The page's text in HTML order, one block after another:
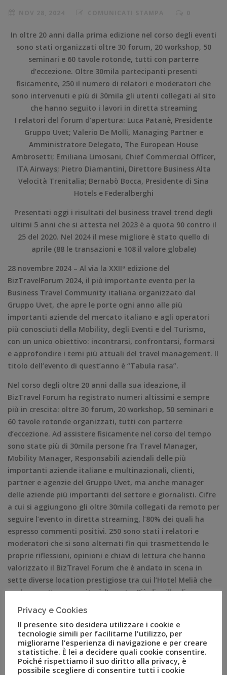
In oltre 20 anni dalla prima edizione nel corso degli eventi
sono stati organizzati oltre 30 forum, 20 workshop, 50
seminari e 60 tavole rotonde, tutti con parterre
d’eccezione. Oltre 30mila partecipanti presenti
fisicamente, 250 il numero di relatori e moderatori che
sono intervenuti e più di 30mila gli utenti collegati al sito
che hanno seguito i lavori in diretta streaming
I relatori del forum d’apertura: Luca Patanè, Presidente
Gruppo Uvet; Valerio De Molli, Managing Partner e
Amministratore Delegato, The European House
Ambrosetti; Emiliana Limosani, Chief Commercial Officer,
ITA Airways; Pietro Diamantini, Direttore Business Alta
Velocità Trenitalia; Bernabò Bocca, Presidente di Sina
Hotels e Federalberghi
Presentati oggi i risultati del business travel trend degli
ultimi 5 anni che si attesta nel 2023 è a quota 90 contro il
25 del 2020. Nel 2024 il mese migliore è stato quello di
aprile (88 le transazioni e 108 il valore globale)
28 novembre 2024 – Al via la XXIIª edizione del
BizTravelForum 2024, il più importante evento per la
Business Travel Community italiana organizzato dal
Gruppo Uvet, che apre le porte ogni anno alle più
importanti aziende del mercato italiano e agli operatori
più conosciuti della Mobility, degli Eventi e del Turismo,
con un unico obiettivo: incontrarsi, confrontarsi, formarsi
e approfondire i temi più attuali del travel management. Il
titolo dell’evento di quest’anno è “Tabula rasa”.
Nel corso degli oltre 20 anni dalla sua ideazione, il
BizTravel Forum ha registrato numeri altissimi e sempre
più in crescita: oltre 30 forum, 20 workshop, 50 seminari e
60 tavole rotonde organizzati, tutti con parterre
d’eccezione. Ad assistere fisicamente nel corso del tempo
sono state più di 30mila persone fra Travel Manager,
Mobility Manager, Responsabili aziendali delle più
importanti aziende italiane e multinazionali, clienti,
partner e agenzie del Gruppo Uvet, ma anche manager
delle aziende più importanti del settore e giornalisti. Cifre
a cui si aggiungono gli oltre 30mila collegati da remoto per
seguire l’evento in diretta streaming, l’80% dei quali ha
espresso commenti positivi. 250 sono stati i relatori e
moderatori che si sono alternati fin qui trasmettendo le
proprie riflessioni, opinioni e chiavi di lettura che hanno
valorizzato il BizTravel Forum che è andato in scena in
sette diverse location prestigiose tra cui l’Hotel Melià che
anche quest’anno ospiterà l’evento. Più di mille gli sponsor
BizTravel Forum non sarebbero mai avvenuti.
“Sono profondamente soddisfatto dei risultati
straordinari che il BizTravel Forum continua a registrare
anno dopo anno, confermandosi un punto di riferimento
imprescindibile per la business travel community – ha
Privacy e Cookies
Il presente sito desidera utilizzare i cookie e
tecnologie simili per facilitarne l'utilizzo, per
migliorarne l’esperienza di navigazione e per creare
statistiche. È lei a decidere quali cookie consentire.
Poiché rispettiamo il suo diritto alla privacy, è
possibile scegliere di consentire tutti i cookie